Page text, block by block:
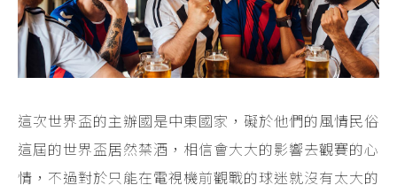
這次世界盃的主辦國是中東國家，礙於他們的風情民俗
這屆的世界盃居然禁酒，相信會大大的影響去觀賽的心
情，不過對於只能在電視機前觀戰的球迷就沒有太大的